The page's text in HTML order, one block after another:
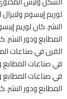
لوريم إيبسوم
النشر. كان لوريم
المطابع ودور النشر.
القرن في صناعات
في صناعات المطابع
في صناعات المطابع
المطابع ودور النشر.